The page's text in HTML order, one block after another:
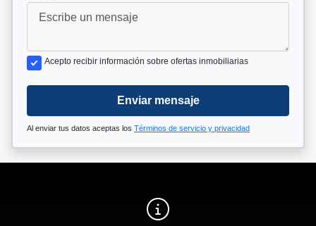
Acepto recibir información sobre ofertas inmobiliarias
Enviar mensaje
Al enviar tus datos aceptas los Términos de servicio y privacidad